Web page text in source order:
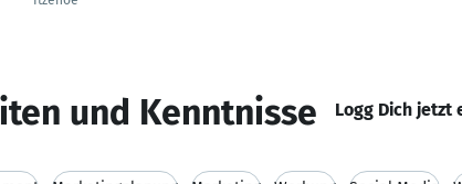
und Kenntnisse Logg Dich jetzt